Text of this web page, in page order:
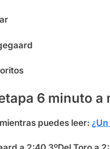
6 minuto a
puedes leer: